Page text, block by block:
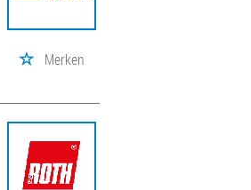
Merken